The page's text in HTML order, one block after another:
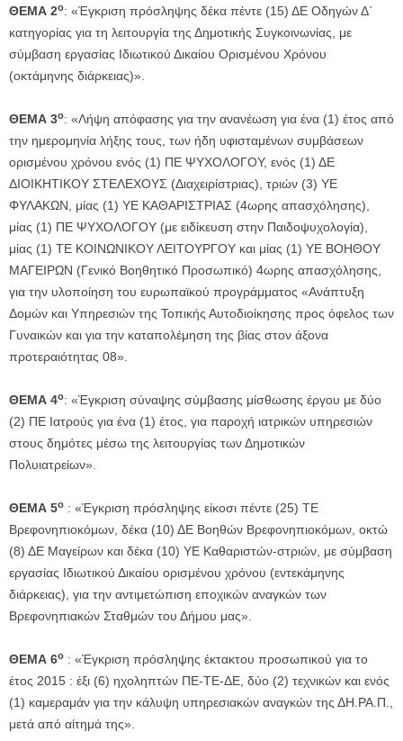
ΘΕΜΑ 2ο: «Έγκριση πρόσληψης δέκα πέντε (15) ΔΕ Οδηγών Δ΄
κατηγορίας για τη λειτουργία της Δημοτικής Συγκοινωνίας, με
σύμβαση εργασίας Ιδιωτικού Δικαίου Ορισμένου Χρόνου
(οκτάμηνης διάρκειας)».
ΘΕΜΑ 3ο: «Λήψη απόφασης για την ανανέωση για ένα (1) έτος από
την ημερομηνία λήξης τους, των ήδη υφισταμένων συμβάσεων
ορισμένου χρόνου ενός (1) ΠΕ ΨΥΧΟΛΟΓΟΥ, ενός (1) ΔΕ
ΔΙΟΙΚΗΤΙΚΟΥ ΣΤΕΛΕΧΟΥΣ (Διαχειρίστριας), τριών (3) ΥΕ
ΦΥΛΑΚΩΝ, μίας (1) ΥΕ ΚΑΘΑΡΙΣΤΡΙΑΣ (4ωρης απασχόλησης),
μίας (1) ΠΕ ΨΥΧΟΛΟΓΟΥ (με ειδίκευση στην Παιδοψυχολογία),
μίας (1) ΤΕ ΚΟΙΝΩΝΙΚΟΥ ΛΕΙΤΟΥΡΓΟΥ και μίας (1) ΥΕ ΒΟΗΘΟΥ
ΜΑΓΕΙΡΩΝ (Γενικό Βοηθητικό Προσωπικό) 4ωρης απασχόλησης,
για την υλοποίηση του ευρωπαϊκού προγράμματος «Ανάπτυξη
Δομών και Υπηρεσιών της Τοπικής Αυτοδιοίκησης προς όφελος των
Γυναικών και για την καταπολέμηση της βίας στον άξονα
προτεραιότητας 08».
ΘΕΜΑ 4ο: «Έγκριση σύναψης σύμβασης μίσθωσης έργου με δύο
(2) ΠΕ Ιατρούς για ένα (1) έτος, για παροχή ιατρικών υπηρεσιών
στους δημότες μέσω της λειτουργίας των Δημοτικών
Πολυιατρείων».
ΘΕΜΑ 5ο : «Έγκριση πρόσληψης είκοσι πέντε (25) ΤΕ
Βρεφονηπιοκόμων, δέκα (10) ΔΕ Βοηθών Βρεφονηπιοκόμων, οκτώ
(8) ΔΕ Μαγείρων και δέκα (10) ΥΕ Καθαριστών-στριών, με σύμβαση
εργασίας Ιδιωτικού Δικαίου ορισμένου χρόνου (εντεκάμηνης
διάρκειας), για την αντιμετώπιση εποχικών αναγκών των
Βρεφονηπιακών Σταθμών του Δήμου μας».
ΘΕΜΑ 6ο : «Έγκριση πρόσληψης έκτακτου προσωπικού για το
έτος 2015 : έξι (6) ηχοληπτών ΠΕ-ΤΕ-ΔΕ, δύο (2) τεχνικών και ενός
(1) καμεραμάν για την κάλυψη υπηρεσιακών αναγκών της ΔΗ.ΡΑ.Π.,
μετά από αίτημά της».